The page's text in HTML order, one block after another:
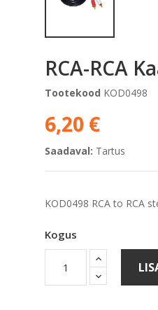
RCA-RCA
Tootekood KOD0498
6,20 €
Saadaval: Tartus
KOD0498 RCA to RCA
Kogus